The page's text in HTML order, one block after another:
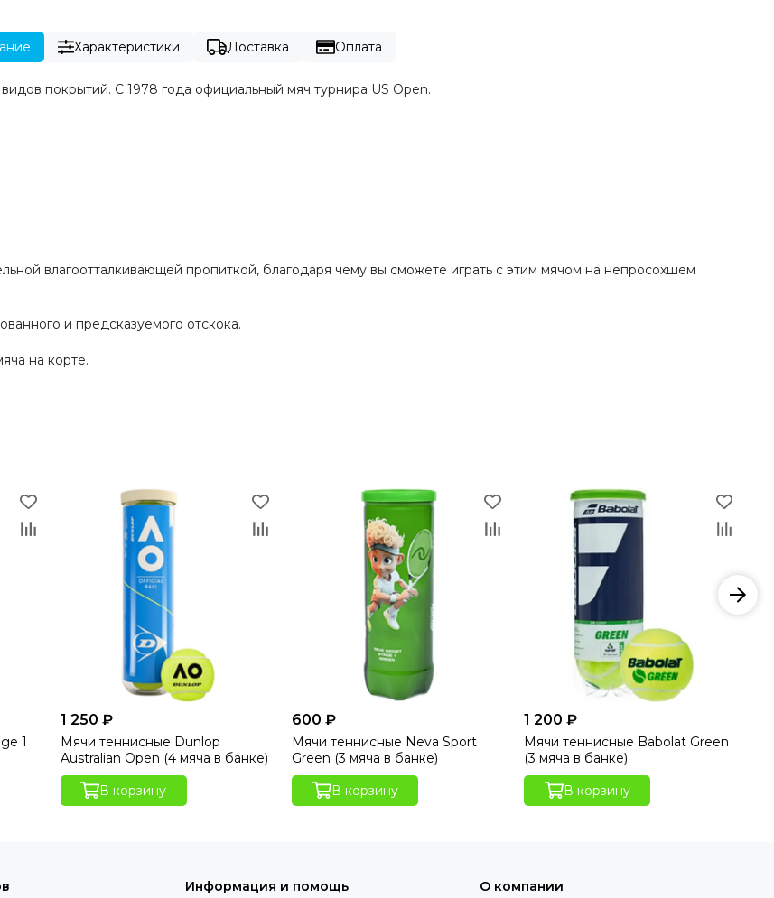
Характеристики Доставка Оплата
покрытий. С 1978 года официальный мяч турнира US Open.
влагоотталкивающей пропиткой, благодаря чему вы сможете играть с этим мячом на непросохшем
и предсказуемого отскока.
на корте.
1
1 250 ₽
Мячи теннисные Dunlop
Australian Open (4 мяча в банке)
В корзину
600 ₽
Мячи теннисные Neva Sport
Green (3 мяча в банке)
В корзину
1 200 ₽
Мячи теннисные Babolat Green
(3 мяча в банке)
В корзину
Информация и помощь О компании